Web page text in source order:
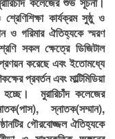
কার্যক্রম সুষ্ঠু ও
ও গরিমার ঐতিহ্যকে স্মরণ
সকল ক্ষেত্রে ডিজিটাল
প্রণয়ন করেছে এবং ইতোমধ্যে
প্রবর্তন এবং মাল্টিমিডিয়া
হচ্ছে। মুরারিচাঁদ কলেজের
স্নাতক(সম্মান),
গৌরবোজ্জল ঐতিহ্যকে